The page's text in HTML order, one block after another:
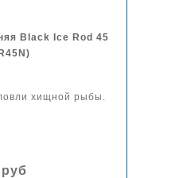
Black Ice Rod 45
хищной рыбы.